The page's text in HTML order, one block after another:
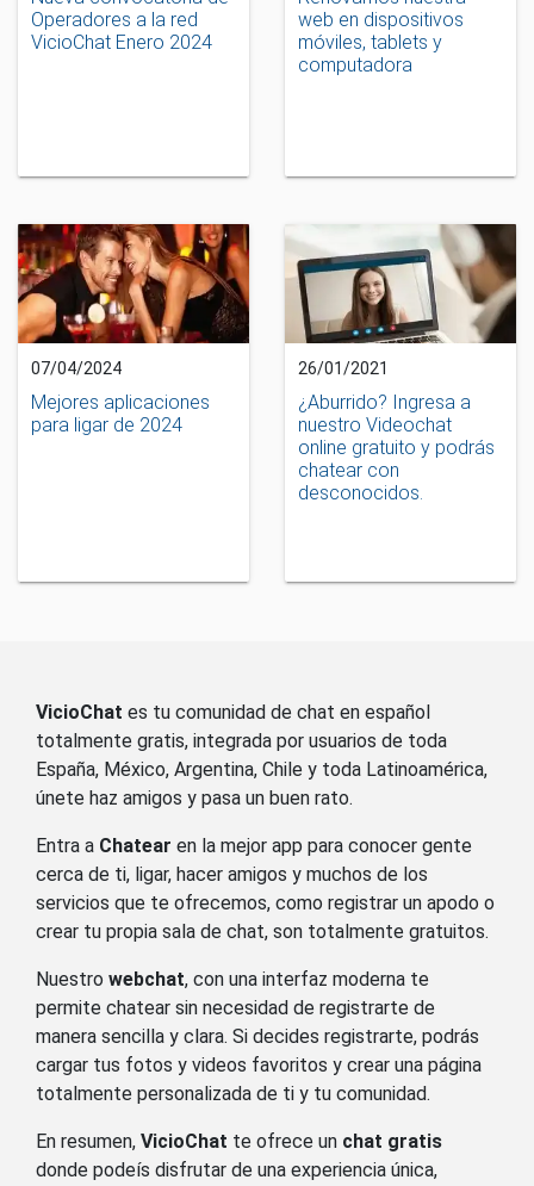
Operadores a la red
VicioChat Enero 2024
web en dispositivos
móviles, tablets y
computadora
07/04/2024
Mejores aplicaciones
para ligar de 2024
26/01/2021
¿Aburrido? Ingresa a
nuestro Videochat
online gratuito y podrás
chatear con
desconocidos.
VicioChat es tu comunidad de chat en español
totalmente gratis, integrada por usuarios de toda
España, México, Argentina, Chile y toda Latinoamérica,
únete haz amigos y pasa un buen rato.
Entra a Chatear en la mejor app para conocer gente
cerca de ti, ligar, hacer amigos y muchos de los
servicios que te ofrecemos, como registrar un apodo o
crear tu propia sala de chat, son totalmente gratuitos.
Nuestro webchat, con una interfaz moderna te
permite chatear sin necesidad de registrarte de
manera sencilla y clara. Si decides registrarte, podrás
cargar tus fotos y videos favoritos y crear una página
totalmente personalizada de ti y tu comunidad.
En resumen, VicioChat te ofrece un chat gratis
donde podeís disfrutar de una experiencia única,